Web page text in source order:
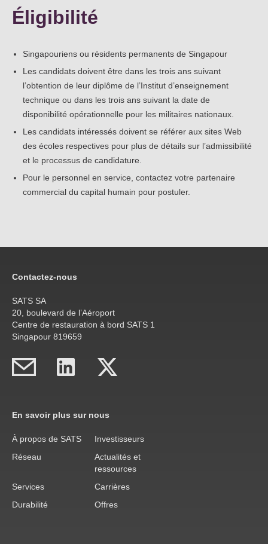
Éligibilité
Singapouriens ou résidents permanents de Singapour
Les candidats doivent être dans les trois ans suivant
l’obtention de leur diplôme de l’Institut d’enseignement
technique ou dans les trois ans suivant la date de
disponibilité opérationnelle pour les militaires nationaux.
Les candidats intéressés doivent se référer aux sites Web
des écoles respectives pour plus de détails sur l’admissibilité
et le processus de candidature.
Pour le personnel en service, contactez votre partenaire
commercial du capital humain pour postuler.
Contactez-nous
SATS SA
20, boulevard de l’Aéroport
Centre de restauration à bord SATS 1
Singapour 819659
En savoir plus sur nous
À propos de SATS
Investisseurs
Réseau
Actualités et
ressources
Services
Carrières
Durabilité
Offres